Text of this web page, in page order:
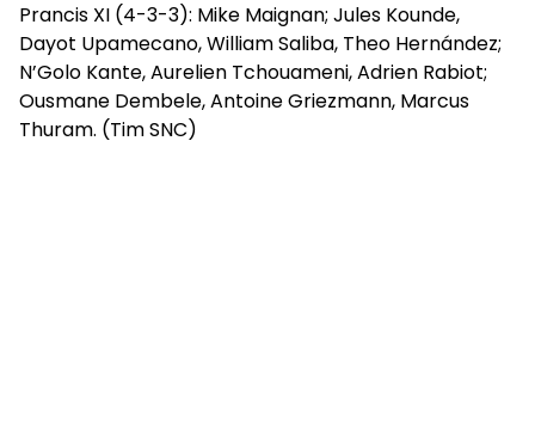
Prancis XI (4-3-3): Mike Maignan; Jules Kounde,
Dayot Upamecano, William Saliba, Theo Hernández;
N’Golo Kante, Aurelien Tchouameni, Adrien Rabiot;
Ousmane Dembele, Antoine Griezmann, Marcus
Thuram. (Tim SNC)